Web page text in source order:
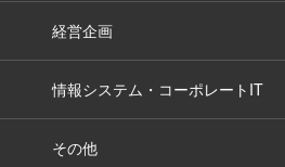
経営企画
情報システム・コーポレートIT
その他